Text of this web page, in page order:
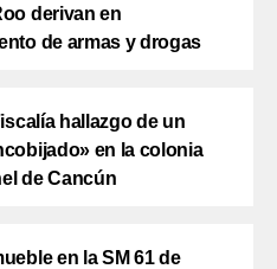
derivan en
de armas y drogas
hallazgo de un
en la colonia
de Cancún
en la SM 61 de